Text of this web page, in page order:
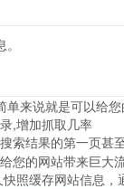
单来说就是可以给
,增加抓取几率
索结果的第一页甚
您的网站带来巨大
照缓存网站信息